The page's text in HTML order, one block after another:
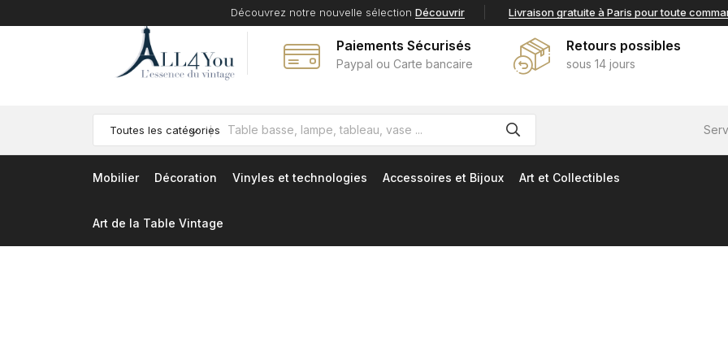
Découvrez notre nouvelle sélection Découvrir Livraison gratuite à Paris pour toute
Paiements Sécurisés
Paypal ou Carte bancaire
Retours possibles
sous 14 jours
Toutes les catégories
Mobilier Décoration Vinyles et technologies Accessoires et Bijoux Art et Collectibles
Art de la Table Vintage